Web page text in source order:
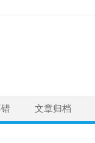
文章归档